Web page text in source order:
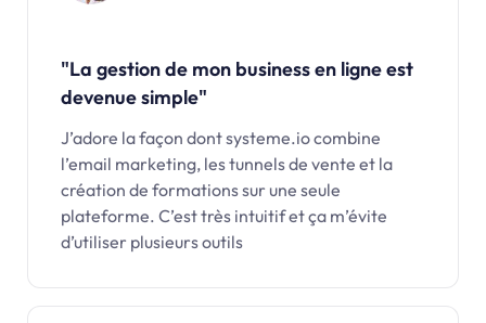
"La gestion de mon business en ligne est
devenue simple"
J’adore la façon dont systeme.io combine
l’email marketing, les tunnels de vente et la
création de formations sur une seule
plateforme. C’est très intuitif et ça m’évite
d’utiliser plusieurs outils